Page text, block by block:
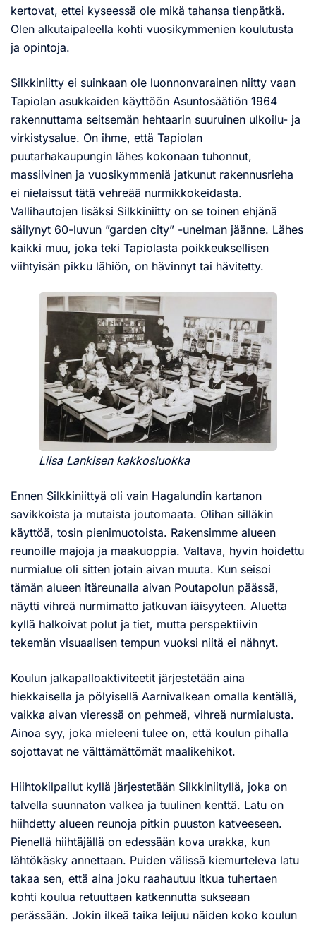
kertovat, ettei kyseessä ole mikä tahansa tienpätkä.
Olen alkutaipaleella kohti vuosikymmenien koulutusta
ja opintoja.
Silkkiniitty ei suinkaan ole luonnonvarainen niitty vaan
Tapiolan asukkaiden käyttöön Asuntosäätiön 1964
rakennuttama seitsemän hehtaarin suuruinen ulkoilu- ja
virkistysalue. On ihme, että Tapiolan
puutarhakaupungin lähes kokonaan tuhonnut,
massiivinen ja vuosikymmeniä jatkunut rakennusrieha
ei nielaissut tätä vehreää nurmikkokeidasta.
Vallihautojen lisäksi Silkkiniitty on se toinen ehjänä
säilynyt 60-luvun ”garden city” -unelman jäänne. Lähes
kaikki muu, joka teki Tapiolasta poikkeuksellisen
viihtyisän pikku lähiön, on hävinnyt tai hävitetty.
Liisa Lankisen kakkosluokka
Ennen Silkkiniittyä oli vain Hagalundin kartanon
savikkoista ja mutaista joutomaata. Olihan silläkin
käyttöä, tosin pienimuotoista. Rakensimme alueen
reunoille majoja ja maakuoppia. Valtava, hyvin hoidettu
nurmialue oli sitten jotain aivan muuta. Kun seisoi
tämän alueen itäreunalla aivan Poutapolun päässä,
näytti vihreä nurmimatto jatkuvan iäisyyteen. Aluetta
kyllä halkoivat polut ja tiet, mutta perspektiivin
tekemän visuaalisen tempun vuoksi niitä ei nähnyt.
Koulun jalkapalloaktiviteetit järjestetään aina
hiekkaisella ja pölyisellä Aarnivalkean omalla kentällä,
vaikka aivan vieressä on pehmeä, vihreä nurmialusta.
Ainoa syy, joka mieleeni tulee on, että koulun pihalla
sojottavat ne välttämättömät maalikehikot.
Hiihtokilpailut kyllä järjestetään Silkkiniityllä, joka on
talvella suunnaton valkea ja tuulinen kenttä. Latu on
hiihdetty alueen reunoja pitkin puuston katveeseen.
Pienellä hiihtäjällä on edessään kova urakka, kun
lähtökäsky annettaan. Puiden välissä kiemurteleva latu
takaa sen, että aina joku raahautuu itkua tuhertaen
kohti koulua retuuttaen katkennutta sukseaan
perässään. Jokin ilkeä taika leijuu näiden koko koulun